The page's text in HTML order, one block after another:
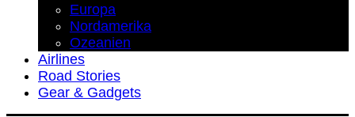
Europa
Nordamerika
Ozeanien
Airlines
Road Stories
Gear & Gadgets